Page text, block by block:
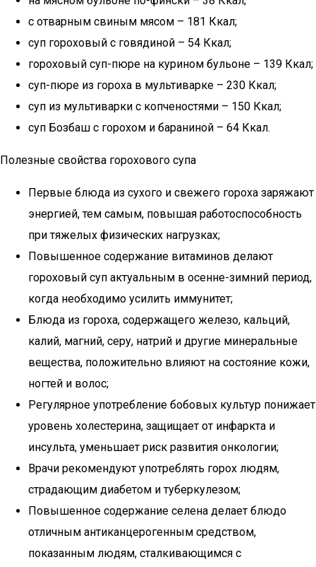
с отварным свиным мясом – 181 Ккал;
суп гороховый с говядиной – 54 Ккал;
гороховый суп-пюре на курином бульоне – 139 Ккал;
суп-пюре из гороха в мультиварке – 230 Ккал;
суп из мультиварки с копченостями – 150 Ккал;
суп Бозбаш с горохом и бараниной – 64 Ккал.
Полезные свойства горохового супа
Первые блюда из сухого и свежего гороха заряжают
энергией, тем самым, повышая работоспособность
при тяжелых физических нагрузках;
Повышенное содержание витаминов делают
гороховый суп актуальным в осенне-зимний период,
когда необходимо усилить иммунитет;
Блюда из гороха, содержащего железо, кальций,
калий, магний, серу, натрий и другие минеральные
вещества, положительно влияют на состояние кожи,
ногтей и волос;
Регулярное употребление бобовых культур понижает
уровень холестерина, защищает от инфаркта и
инсульта, уменьшает риск развития онкологии;
Врачи рекомендуют употреблять горох людям,
страдающим диабетом и туберкулезом;
Повышенное содержание селена делает блюдо
отличным антиканцерогенным средством,
показанным людям, сталкивающимся с